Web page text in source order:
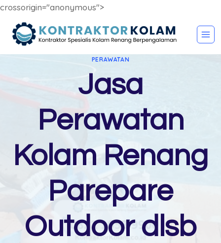
crossorigin="anonymous">
PERAWATAN
Jasa
Perawatan
Kolam Renang
Parepare
Outdoor dlsb